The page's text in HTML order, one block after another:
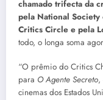
chamado trifecta da
pela National
Critics Circle e pela
todo, o longa soma
“O prêmio do Critics
para O Agente Secreto,
cinemas dos Estados